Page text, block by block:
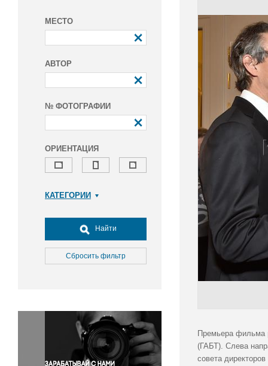
МЕСТО
АВТОР
№ ФОТОГРАФИИ
ОРИЕНТАЦИЯ
КАТЕГОРИИ
Досуг, туризм и отдых
Культура
Медицина
Окружающая среда
Политика
Правосудие
Происшествия и конфликты
Найти
Сбросить фильтр
Премьера фильма
(ГАБТ). Слева
совета